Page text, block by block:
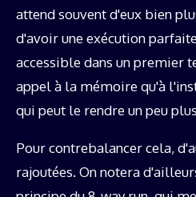
attend souvent d'eux bien
d'avoir une exécution
accessible dans un premier
appel à la mémoire qu'à
qui peut le rendre un peu
Pour contrebalancer cela,
rajoutées. On notera